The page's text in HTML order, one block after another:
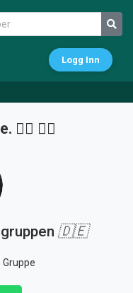
Logg Inn
✌🏻 ✌🏻
🇩🇪